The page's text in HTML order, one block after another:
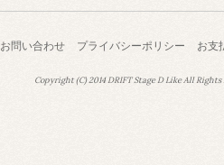
お問い合わせ プライバシーポリシー お支
Copyright (C) 2014 DRIFT Stage D Like All